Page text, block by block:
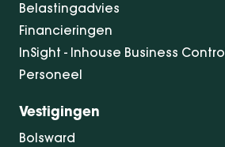
Belastingadvies
Financieringen
InSight - Inhouse Business Control
Personeel
Vestigingen
Bolsward